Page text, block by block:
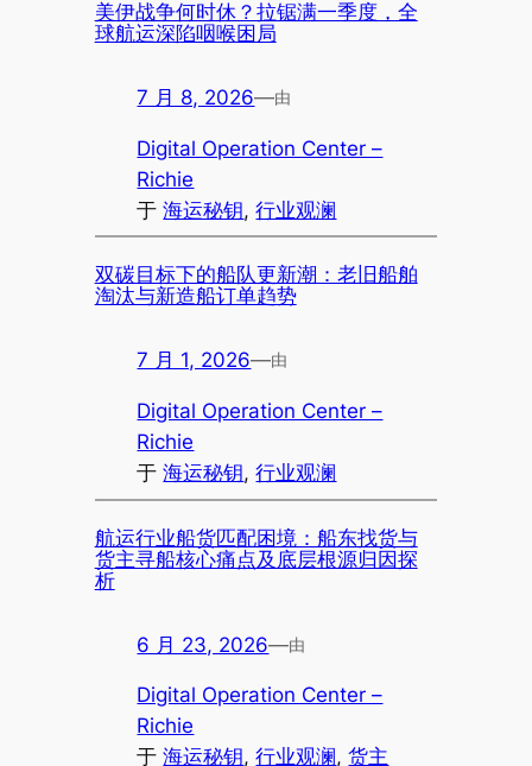
美伊战争何时休？拉锯满一季度，全
球航运深陷咽喉困局
7 月 8, 2026—由
Digital Operation Center –
Richie
于海运秘钥, 行业观澜
双碳目标下的船队更新潮：老旧船舶
淘汰与新造船订单趋势
7 月 1, 2026—由
Digital Operation Center –
Richie
于海运秘钥, 行业观澜
航运行业船货匹配困境：船东找货与
货主寻船核心痛点及底层根源归因探
析
6 月 23, 2026—由
Digital Operation Center –
Richie
于海运秘钥, 行业观澜, 货主